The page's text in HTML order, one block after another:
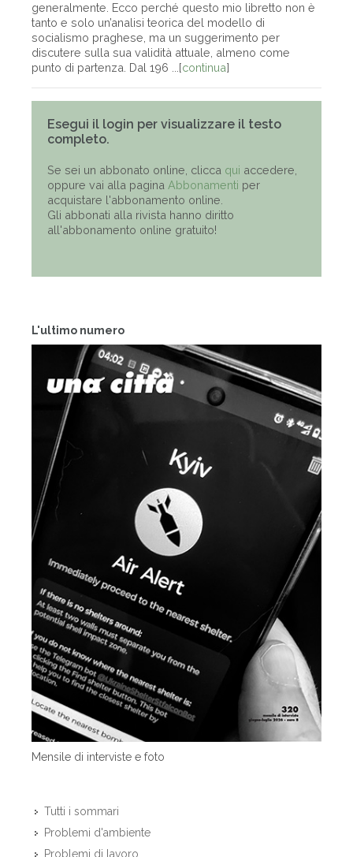
L'ultimo numero
Mensile di interviste e foto
Tutti i sommari
Problemi d'ambiente
Problemi di lavoro
generalmente. Ecco perché questo mio libretto non è
tanto e solo un’analisi teorica del modello di
socialismo praghese, ma un suggerimento per
discutere sulla sua validità attuale, almeno come
punto di partenza. Dal 196 ...[continua]
Esegui il login per visualizzare il testo
completo.
Se sei un abbonato online, clicca qui accedere,
oppure vai alla pagina Abbonamenti per
acquistare l'abbonamento online.
Gli abbonati alla rivista hanno diritto
all'abbonamento online gratuito!